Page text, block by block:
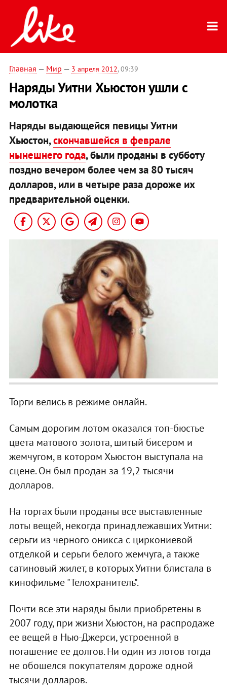
Главная — Мир — 3 апреля 2012, 09:39
Наряды Уитни Хьюстон ушли с
молотка
Наряды выдающейся певицы Уитни
Хьюстон,скончавшейся в феврале
нынешнего года, были проданы в субботу
поздно вечером более чем за 80 тысяч
долларов, или в четыре раза дороже их
предварительной оценки.
Торги велись в режиме онлайн.
Самым дорогим лотом оказался топ-бюстье
цвета матового золота, шитый бисером и
жемчугом, в котором Хьюстон выступала на
сцене. Он был продан за 19,2 тысячи
долларов.
На торгах были проданы все выставленные
лоты вещей, некогда принадлежавших Уитни:
cерьги из черного оникса с циркониевой
отделкой и серьги белого жемчуга, а также
сатиновый жилет, в которых Уитни блистала в
кинофильме "Телохранитель".
Почти все эти наряды были приобретены в
2007 году, при жизни Хьюстон, на распродаже
ее вещей в Нью-Джерси, устроенной в
погашение ее долгов. Ни один из лотов тогда
не обошелся покупателям дороже одной
тысячи долларов.